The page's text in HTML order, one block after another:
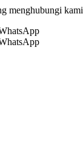
menghubungi kami